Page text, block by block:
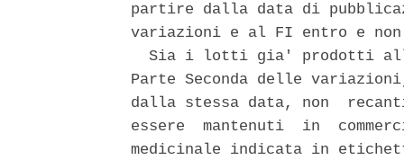
partire dalla data di
variazioni e al FI entro e
Sia i lotti gia' prodotti
Parte Seconda delle
dalla stessa data, non
essere  mantenuti  in
medicinale indicata in